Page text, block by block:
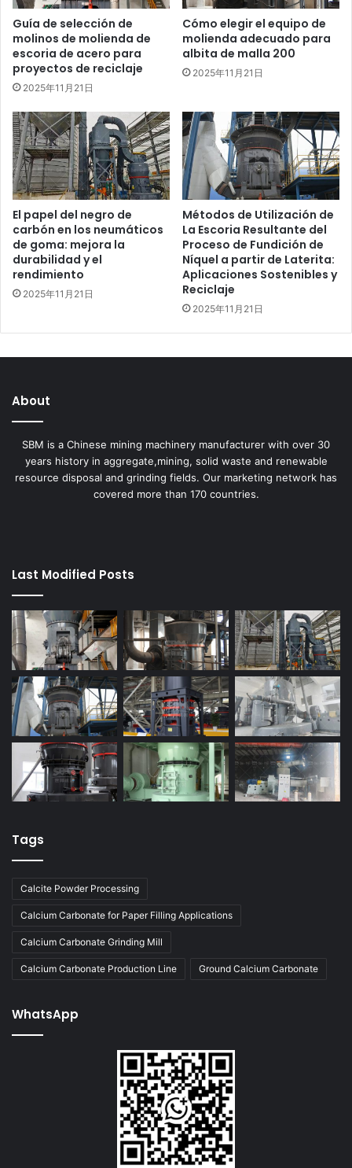
Guía de selección de
molinos de molienda de
escoria de acero para
proyectos de reciclaje
2025年11月21日
Cómo elegir el equipo de
molienda adecuado para
albita de malla 200
2025年11月21日
El papel del negro de
carbón en los neumáticos
de goma: mejora la
durabilidad y el
rendimiento
2025年11月21日
Métodos de Utilización de
La Escoria Resultante del
Proceso de Fundición de
Níquel a partir de Laterita:
Aplicaciones Sostenibles y
Reciclaje
2025年11月21日
About
SBM is a Chinese mining machinery manufacturer with over 30
years history in aggregate,mining, solid waste and renewable
resource disposal and grinding fields. Our marketing network has
covered more than 170 countries.
Last Modified Posts
Tags
Calcite Powder Processing
Calcium Carbonate for Paper Filling Applications
Calcium Carbonate Grinding Mill
Calcium Carbonate Production Line Ground Calcium Carbonate
WhatsApp